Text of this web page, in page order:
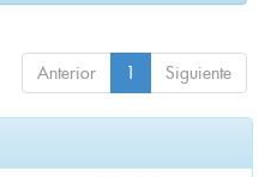
Anterior 1 Siguiente